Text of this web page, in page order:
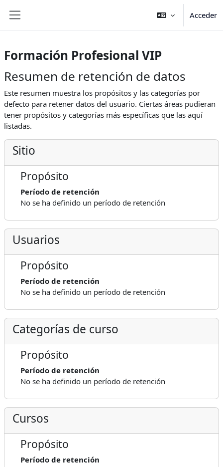
Acceder
Formación Profesional VIP
Resumen de retención de datos
Este resumen muestra los propósitos y las categorías por
defecto para retener datos del usuario. Ciertas áreas pudieran
tener propósitos y categorías más específicas que las aquí
listadas.
Sitio
Propósito
Período de retención
No se ha definido un período de retención
Usuarios
Propósito
Período de retención
No se ha definido un período de retención
Categorías de curso
Propósito
Período de retención
No se ha definido un período de retención
Cursos
Propósito
Período de retención